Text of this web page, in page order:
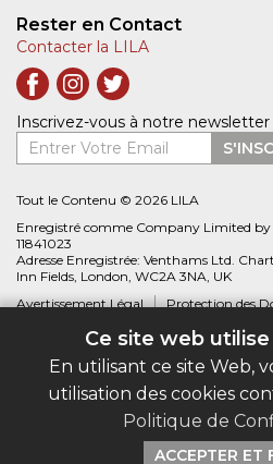
Ce site web
En utilisant ce site Web,
utilisation des cookies
Politique de
ACCEPTER ET
Rester en Contact
Contacter la LILA
Inscrivez-vous à notre newsletter
Entrer Votre Email
Tout le Contenu © 2026 LILA
Enregistré comme Company Limited
11841023
Adresse Enregistrée: Venthams Ltd.
Inn Fields, London, WC2A 3NA, UK
Avertissement Légal
Protection des